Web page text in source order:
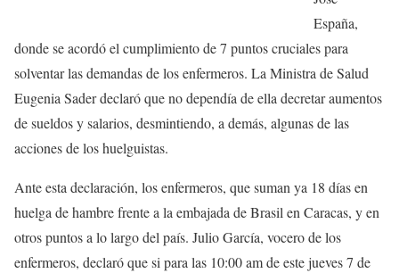
España,
donde se acordó el cumplimiento de 7 puntos cruciales para
solventar las demandas de los enfermeros. La Ministra de Salud
Eugenia Sader declaró que no dependía de ella decretar aumentos
de sueldos y salarios, desmintiendo, a demás, algunas de las
acciones de los huelguistas.
Ante esta declaración, los enfermeros, que suman ya 18 días en
huelga de hambre frente a la embajada de Brasil en Caracas, y en
otros puntos a lo largo del país. Julio García, vocero de los
enfermeros, declaró que si para las 10:00 am de este jueves 7 de